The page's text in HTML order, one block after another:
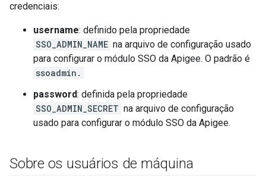
credenciais:
username: definido pela propriedade
SSO_ADMIN_NAME na arquivo de configuração usado
para configurar o módulo SSO da Apigee. O padrão é
ssoadmin.
password: definida pela propriedade
SSO_ADMIN_SECRET na arquivo de configuração
usado para configurar o módulo SSO da Apigee.
Sobre os usuários de máquina